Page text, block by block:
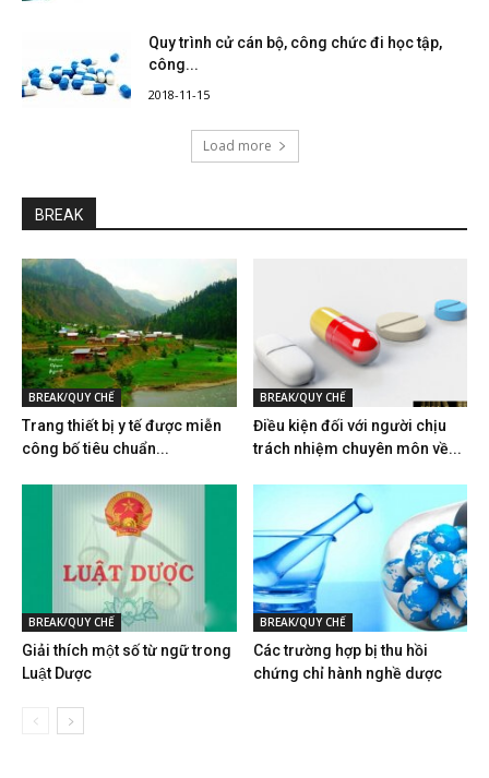
Quy trình cử cán bộ, công chức đi học tập,
công...
2018-11-15
Load more
BREAK
BREAK/QUY CHẾ
Trang thiết bị y tế được miễn
công bố tiêu chuẩn...
BREAK/QUY CHẾ
Điều kiện đối với người chịu
trách nhiệm chuyên môn về...
BREAK/QUY CHẾ
Giải thích một số từ ngữ trong
Luật Dược
BREAK/QUY CHẾ
Các trường hợp bị thu hồi
chứng chỉ hành nghề dược